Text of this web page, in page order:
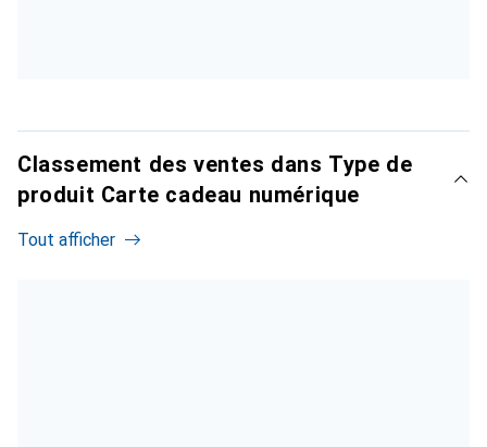
Classement des ventes dans Type de
produit Carte cadeau numérique
Tout afficher